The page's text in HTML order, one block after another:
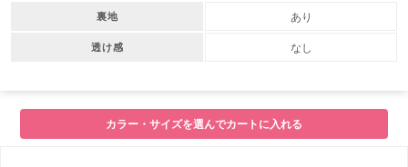
裏地 あり
透け感 なし
カラー・サイズを選んでカートに入れる